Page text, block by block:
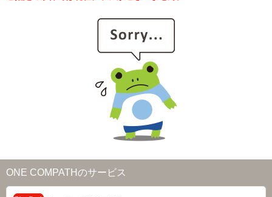
ONE COMPATHのサービス